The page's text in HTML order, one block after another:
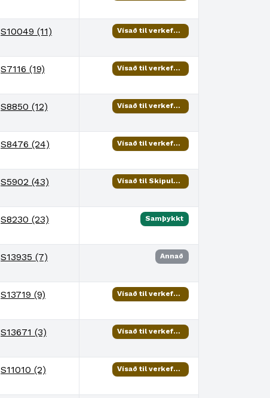
S10049 (11) Vísað til verkefnisstjóra
S7116 (19) Vísað til verkefnisstjóra
S8850 (12) Vísað til verkefnisstjóra
S8476 (24) Vísað til verkefnisstjóra
S5902 (43) Vísað til Skipulags- og samgönguráðs
S8230 (23) Samþykkt
S13935 (7) Annað
S13719 (9) Vísað til verkefnisstjóra
S13671 (3) Vísað til verkefnisstjóra
S11010 (2) Vísað til verkefnisstjóra